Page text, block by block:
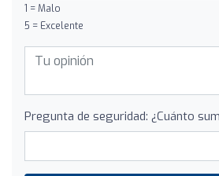
1 = Malo
5 = Excelente
Pregunta de seguridad: ¿Cuánto